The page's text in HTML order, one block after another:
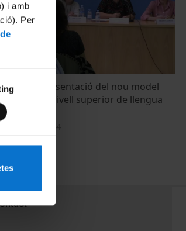
i amb
Per
de presentació del nou model
del nivell superior de llengua
(C2)